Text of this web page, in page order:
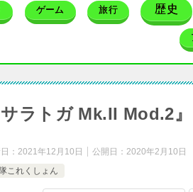
ゲーム 旅行 歴史
サラトガ Mk.II Mod.2
： 2021年12月10日 公開日： 2020年2月10日
これくしょん